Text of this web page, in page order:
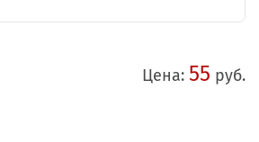
Цена: 55 руб.